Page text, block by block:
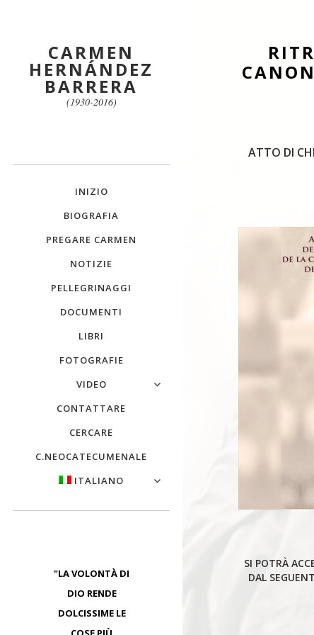
CARMEN
HERNÁNDEZ
BARRERA
(1930-2016)
INIZIO
BIOGRAFIA
PREGARE CARMEN
NOTIZIE
PELLEGRINAGGI
DOCUMENTI
LIBRI
FOTOGRAFIE
VIDEO
CONTATTARE
CERCARE
C.NEOCATECUMENALE
ITALIANO
"LA VOLONTÀ DI
DIO RENDE
DOLCISSIME LE
ATTO DI
SI POTRÀ
DAL